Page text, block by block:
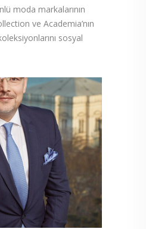
moda markalarının
ve Academia’nın
sosyal